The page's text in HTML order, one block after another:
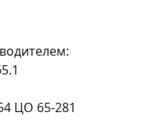
ЦО 65-281